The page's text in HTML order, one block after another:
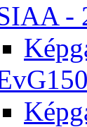
-